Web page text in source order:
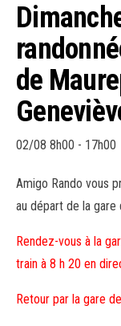
de
02/08 8h00 - 17h00
Amigo Rando vous
au départ de la gare
Rendez-vous à la
train à 8 h 20 en
Retour par la gare